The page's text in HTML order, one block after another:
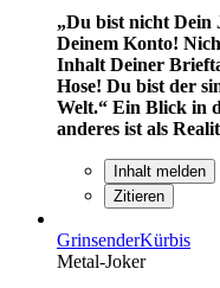
„Du bist nicht Dein
Deinem Konto!
Inhalt Deiner
Hose! Du bist der
Welt.“ Ein Blick in
anderes ist als
Inhalt melden
Zitieren
GrinsenderKürbis
Metal-Joker